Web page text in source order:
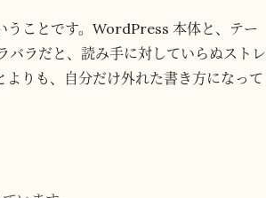
うことです。WordPress 本体と、テー
バラだと、読み手に対していらぬストレ
りも、自分だけ外れた書き方になって